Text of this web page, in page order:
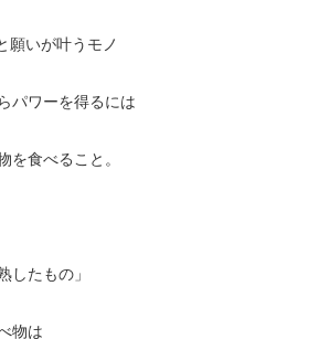
願いが叶うモノ
パワーを得るには
を食べること。
したもの」
物は